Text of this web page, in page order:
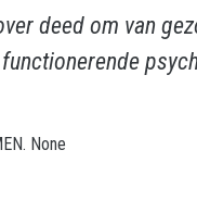
deed om van
None